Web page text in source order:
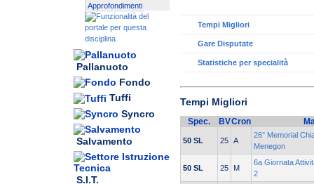
Approfondimenti
Pallanuoto
Fondo
Tuffi
Syncro
Salvamento
S.I.T.
Tempi Migliori
Gare Disputate
Statistiche per specialità
Tempi Migliori
Spec. BVCron
50 SL 25 A
26° Memorial
Menegon
50 SL 25 M
6a Giornata
2